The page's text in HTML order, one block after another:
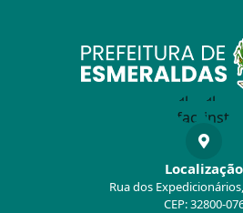
Localização
Rua dos
CEP: 32800-